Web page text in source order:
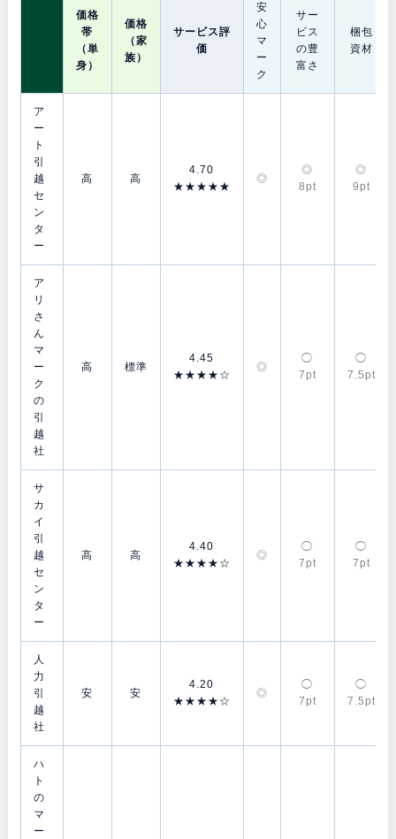
価格
帯
（単
身）
価格
（家
族）
サービス評
価
安
心
マ
ー
ク
サー
ビス
の豊
富さ
梱包
資材
ア
ー
ト
引
越
セ
ン
タ
ー
高 高
4.70
★★★★★
◎
◎
8pt
◎
9pt
ア
リ
さ
ん
マ
ー
ク
の
引
越
社
高 標準
4.45
★★★★☆
◎
◯
7pt
◯
7.5pt
サ
カ
イ
引
越
セ
ン
タ
ー
高 高
4.40
★★★★☆
◎
◯
7pt
◯
7pt
人
力
引
越
社
安 安
4.20
★★★★☆
◎
◯
7pt
◯
7.5pt
ハ
ト
の
マ
ー